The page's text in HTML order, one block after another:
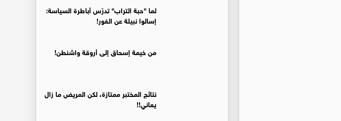
لما "حبة التراب" تدرّس أباطرة السياسة:
إسالوا نبيلة عن الغور!
من خيمة إسحاق إلى أروقة واشنطن!
نتائج المختبر ممتازة، لكن المريض ما زال
يعاني!!